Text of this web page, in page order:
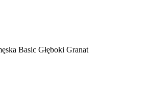
Basic Głęboki Granat